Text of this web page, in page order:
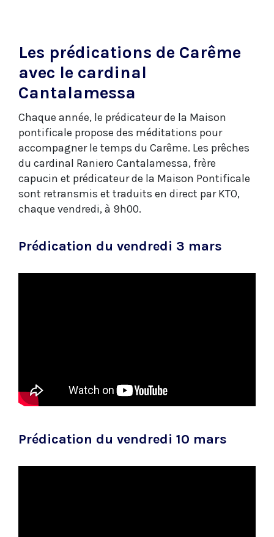
Les prédications de Carême
avec le cardinal
Cantalamessa
Chaque année, le prédicateur de la Maison
pontificale propose des méditations pour
accompagner le temps du Carême. Les prêches
du cardinal Raniero Cantalamessa, frère
capucin et prédicateur de la Maison Pontificale
sont retransmis et traduits en direct par KTO,
chaque vendredi, à 9h00.
Prédication du vendredi 3 mars
Prédication du vendredi 10 mars